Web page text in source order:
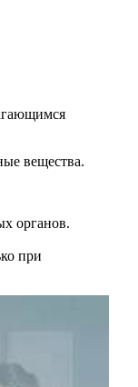
вещества.
органов.
при